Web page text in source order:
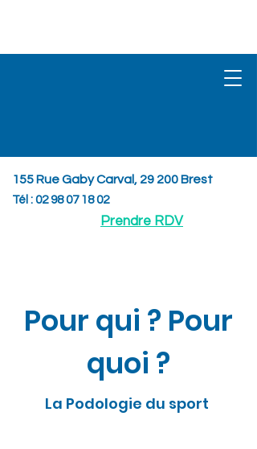
155 Rue Gaby Carval, 29 200 Brest
Tél : 02 98 07 18 02
Prendre RDV
Pour qui ? Pour
quoi ?
La Podologie du sport